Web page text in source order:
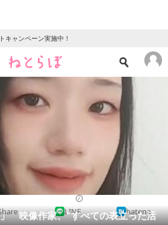
キャンペーン実施中！
ニュース
教育・育児
リサーチ
映像作家、“すべての表立った活
LINE hatena